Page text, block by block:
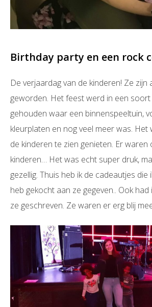
Birthday party en een rock
De verjaardag van de kinderen! Ze zijn
geworden. Het feest werd in een
gehouden waar een binnenspeeltuin,
kleurplaten en nog veel meer was. Het
de kinderen te zien genieten. Er waren
kinderen… Het was echt super druk,
gezellig. Thuis heb ik de cadeautjes
heb gekocht aan ze gegeven.. Ook
ze geschreven. Ze waren er erg blij